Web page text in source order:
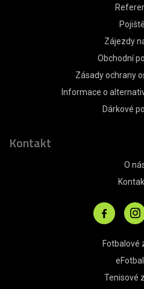
Zájezdy
Obchodní
Zásady ochrany
Informace o
Dárkové
Kontakt
O
Fotbalové
Tenisové